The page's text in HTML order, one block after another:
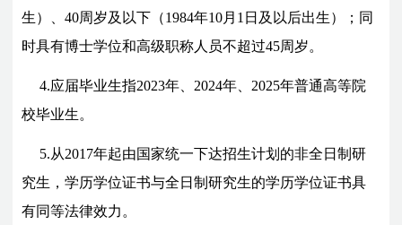
生）、40周岁及以下（1984年10月1日及以后出生）；同
时具有博士学位和高级职称人员不超过45周岁。
4.应届毕业生指2023年、2024年、2025年普通高等院
校毕业生。
5.从2017年起由国家统一下达招生计划的非全日制研
究生，学历学位证书与全日制研究生的学历学位证书具
有同等法律效力。